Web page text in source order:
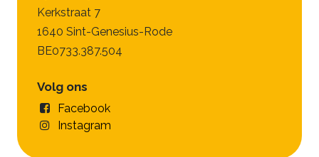
Kerkstraat 7
1640 Sint-Genesius-Rode
BE0733.387.504
Volg ons
Facebook
Instagram